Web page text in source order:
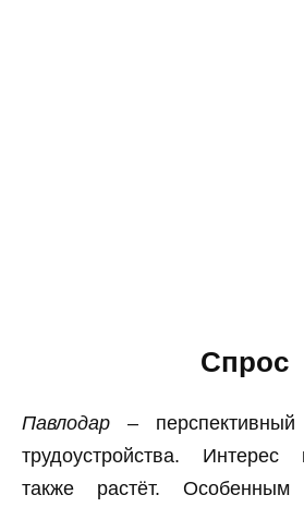
Спрос
Павлодар –
трудоустройства.
также растёт.